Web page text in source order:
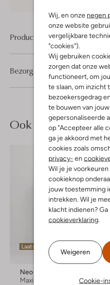
Wij, en onze negen
onze website
vergelijkbare
"cookies").
Wij gebruiken
zorgen dat onze
functioneert, om
te slaan, om inzicht
bezoekersgedrag
te bouwen van
gepersonaliseerde
op "Accepteer alle
ga je akkoord met
cookies zoals
privacy- en
Wil je je
cookieknop
jouw toestemming
intrekken. Wil je
klacht indienen? Ga
cookieverklaring
Weigeren
Cookie-
Product informatie
Bezorgen & retourneren
Ook iets voor jou?
Laatste items
Neo Noir
Maxi jurk